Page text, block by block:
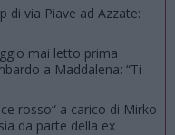
di via Piave ad Azzate:
mai letto prima
a Maddalena: “Ti
rosso“ a carico di Mirko
da parte della ex